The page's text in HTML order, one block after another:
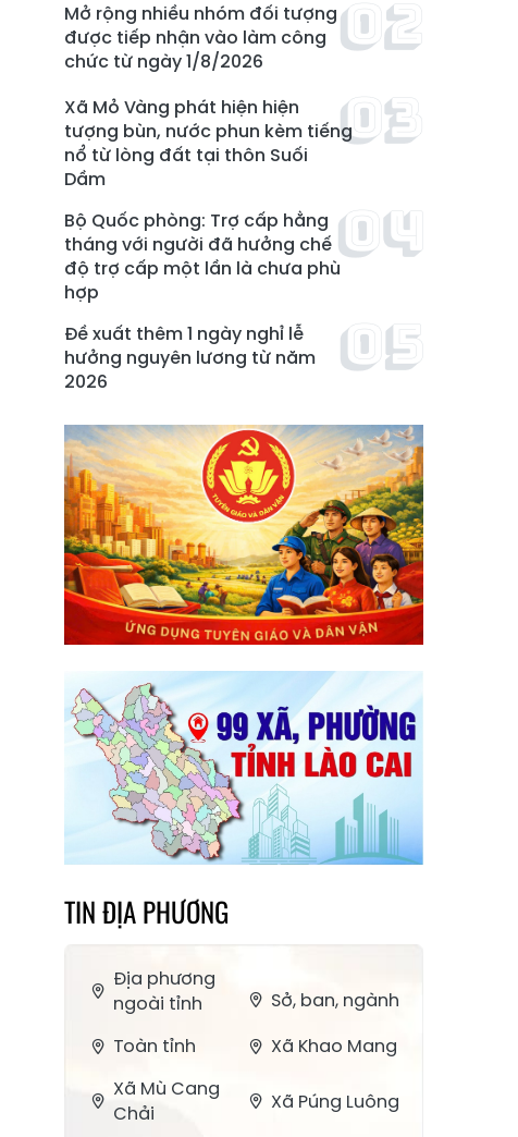
Mở rộng nhiều nhóm đối tượng
được tiếp nhận vào làm công
chức từ ngày 1/8/2026
Xã Mỏ Vàng phát hiện hiện
tượng bùn, nước phun kèm tiếng
nổ từ lòng đất tại thôn Suối
Dầm
Bộ Quốc phòng: Trợ cấp hằng
tháng với người đã hưởng chế
độ trợ cấp một lần là chưa phù
hợp
Đề xuất thêm 1 ngày nghỉ lễ
hưởng nguyên lương từ năm
2026
TIN ĐỊA PHƯƠNG
Địa phương
ngoài tỉnh
Sở, ban, ngành
Toàn tỉnh
Xã Khao Mang
Xã Mù Cang
Chải
Xã Púng Luông